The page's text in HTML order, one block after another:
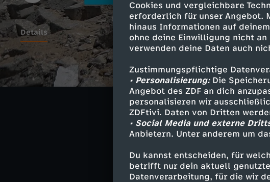
Cookies und vergleichbare
erforderlich für unser Angebot.
hinaus Informationen auf
ohne deine Einwilligung nicht
verwenden deine Daten auch
Zustimmungspflichtige
• Personalisierung:Die
Angebot des ZDF an dich
personalisieren wir
ZDFtivi. Daten von Dritten
• Social Media und externe
Anbietern. Unter anderem um
Du kannst entscheiden, für
betrifft nur dein aktuell
Datenverarbeitung, für die wir
Details
Ähnliche
Nachrichten
Deutsche
Hier gibt's mehr